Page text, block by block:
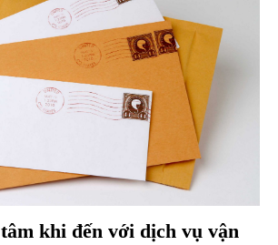
khi đến với dịch vụ vận